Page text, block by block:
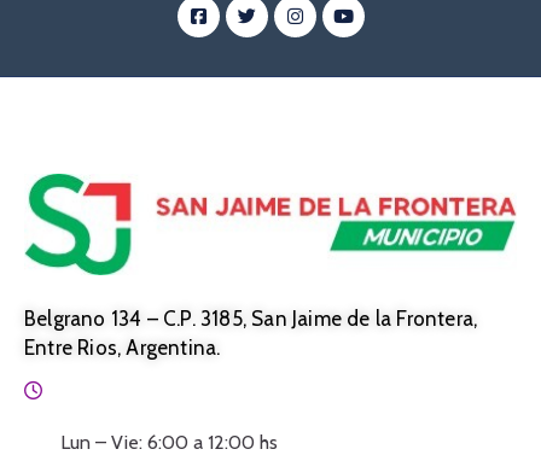
Belgrano 134 – C.P. 3185, San Jaime de la Frontera,
Entre Rios, Argentina.
Lun – Vie: 6:00 a 12:00 hs